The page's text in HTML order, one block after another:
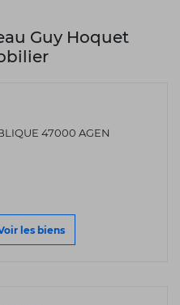
Guy Hoquet
47000 AGEN
les biens